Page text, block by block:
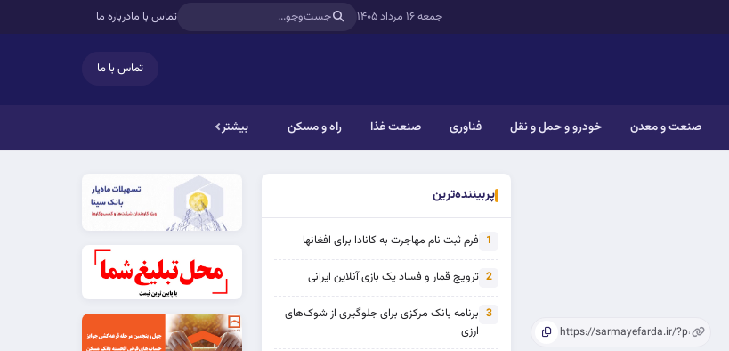
جمعه ۱۶ مرداد ۱۴۰۵ تماس با مادرباره ما
تماس با ما
صنعت و معدن خودرو و حمل و نقل فناوری صنعت غذا راه و مسکن بیشتر
پربیننده‌ترین
1 فرم ثبت نام مهاجرت به کانادا برای افغانها
2 ترویج قمار و فساد یک بازی آنلاین ایرانی
3 برنامه بانک مرکزی برای جلوگیری از شوک‌های
ارزی